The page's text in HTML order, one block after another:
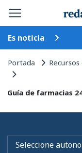
Es noticia
Portada Recursos
Guía de farmacias